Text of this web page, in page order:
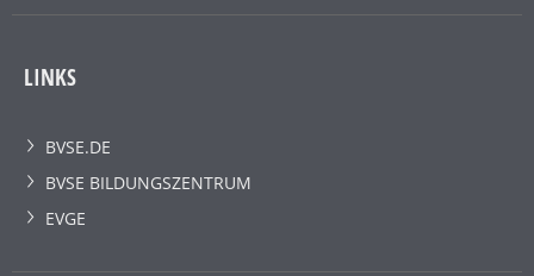
LINKS
BVSE.DE
BVSE BILDUNGSZENTRUM
EVGE